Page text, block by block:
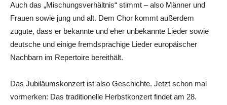
Auch das „Mischungsverhältnis“ stimmt – also Männer und
Frauen sowie jung und alt. Dem Chor kommt außerdem
zugute, dass er bekannte und eher unbekannte Lieder sowie
deutsche und einige fremdsprachige Lieder europäischer
Nachbarn im Repertoire bereithält.
Das Jubiläumskonzert ist also Geschichte. Jetzt schon mal
vormerken: Das traditionelle Herbstkonzert findet am 28.